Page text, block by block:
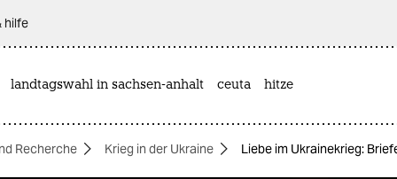
hilfe
landtagswahl in sachsen-anhalt ceuta hitze
Recherche Krieg in der Ukraine Liebe im Ukrainekrieg: